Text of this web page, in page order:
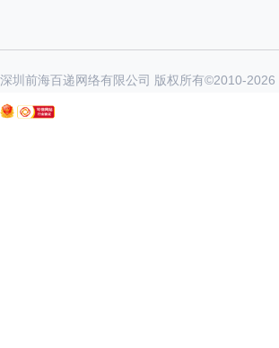
深圳前海百递网络有限公司 版权所有©2010-2026